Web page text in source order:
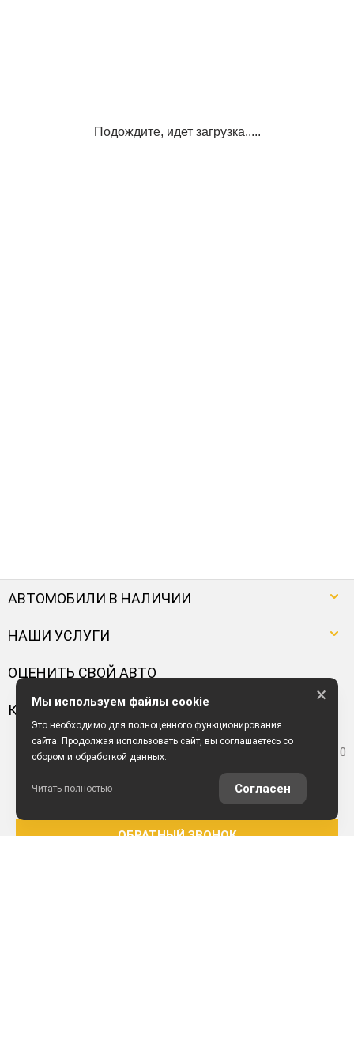
Подождите, идет загрузка.....
АВТОМОБИЛИ В НАЛИЧИИ
НАШИ УСЛУГИ
ОЦЕНИТЬ СВОЙ АВТО
КОНТАКТЫ
ул. Мельникайте, 10
ОБРАТНЫЙ ЗВОНОК
Мы используем файлы cookie
Это необходимо для полноценного функционирования
сайта. Продолжая использовать сайт, вы соглашаетесь со
сбором и обработкой данных.
Читать полностью Согласен
×